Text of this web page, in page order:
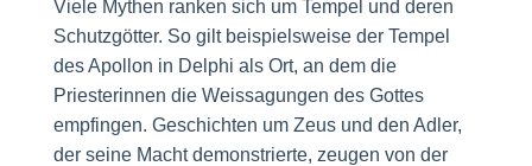
Viele Mythen ranken sich um Tempel und deren
Schutzgötter. So gilt beispielsweise der Tempel
des Apollon in Delphi als Ort, an dem die
Priesterinnen die Weissagungen des Gottes
empfingen. Geschichten um Zeus und den Adler,
der seine Macht demonstrierte, zeugen von der